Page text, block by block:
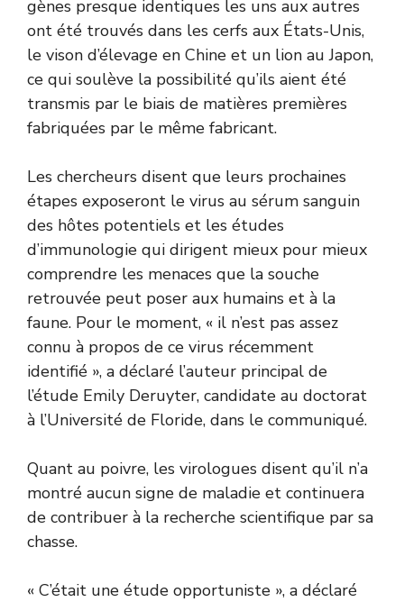
gènes presque identiques les uns aux autres
ont été trouvés dans les cerfs aux États-Unis,
le vison d’élevage en Chine et un lion au Japon,
ce qui soulève la possibilité qu’ils aient été
transmis par le biais de matières premières
fabriquées par le même fabricant.
Les chercheurs disent que leurs prochaines
étapes exposeront le virus au sérum sanguin
des hôtes potentiels et les études
d’immunologie qui dirigent mieux pour mieux
comprendre les menaces que la souche
retrouvée peut poser aux humains et à la
faune. Pour le moment, « il n’est pas assez
connu à propos de ce virus récemment
identifié », a déclaré l’auteur principal de
l’étude Emily Deruyter, candidate au doctorat
à l’Université de Floride, dans le communiqué.
Quant au poivre, les virologues disent qu’il n’a
montré aucun signe de maladie et continuera
de contribuer à la recherche scientifique par sa
chasse.
« C’était une étude opportuniste », a déclaré